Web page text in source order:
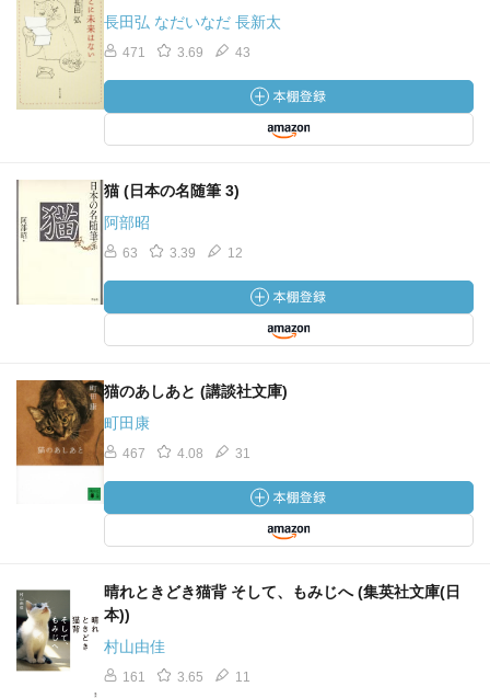
長田弘 なだいなだ 長新太
471 3.69 43
猫 (日本の名随筆 3)
阿部昭
63 3.39 12
猫のあしあと (講談社文庫)
町田康
467 4.08 31
晴れときどき猫背 そして、もみじへ (集英社文庫(日
本))
村山由佳
161 3.65 11